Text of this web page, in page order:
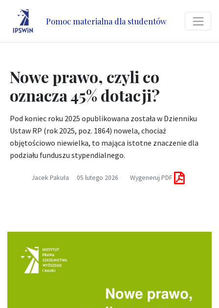
Pomoc materialna dla studentów
Nowe prawo, czyli co
oznacza 45% dotacji?
Pod koniec roku 2025 opublikowana została w Dzienniku
Ustaw RP (rok 2025, poz. 1864) nowela, chociaż
objętościowo niewielka, to mająca istotne znaczenie dla
podziału funduszu stypendialnego.
Jacek Pakuła 05 lutego 2026 Wygeneruj PDF